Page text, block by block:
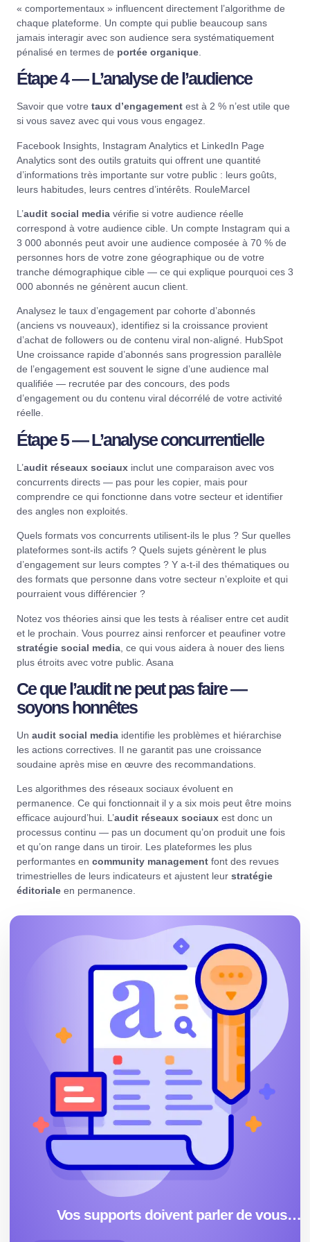
« comportementaux » influencent directement l’algorithme de
chaque plateforme. Un compte qui publie beaucoup sans
jamais interagir avec son audience sera systématiquement
pénalisé en termes de portée organique
Étape 4 — L’analyse de l’audience
Savoir que votre taux d’engagement est à 2 % n’est utile que
si vous savez avec qui vous vous engagez.
Facebook Insights, Instagram Analytics et LinkedIn Page
Analytics sont des outils gratuits qui offrent une quantité
d’informations très importante sur votre public : leurs goûts,
leurs habitudes, leurs centres d’intérêts. RouleMarcel
L’audit social media vérifie si votre audience réelle
correspond à votre audience cible. Un compte Instagram qui a
3 000 abonnés peut avoir une audience composée à 70 % de
personnes hors de votre zone géographique ou de votre
tranche démographique cible — ce qui explique pourquoi ces 3
000 abonnés ne génèrent aucun client.
Analysez le taux d’engagement par cohorte d’abonnés
(anciens vs nouveaux), identifiez si la croissance provient
d’achat de followers ou de contenu viral non-aligné. HubSpot
Une croissance rapide d’abonnés sans progression parallèle
de l’engagement est souvent le signe d’une audience mal
qualifiée — recrutée par des concours, des pods
d’engagement ou du contenu viral décorrélé de votre activité
réelle.
Étape 5 — L’analyse concurrentielle
L’audit réseaux sociaux inclut une comparaison avec vos
concurrents directs — pas pour les copier, mais pour
comprendre ce qui fonctionne dans votre secteur et identifier
des angles non exploités.
Quels formats vos concurrents utilisent-ils le plus ? Sur quelles
plateformes sont-ils actifs ? Quels sujets génèrent le plus
d’engagement sur leurs comptes ? Y a-t-il des thématiques ou
des formats que personne dans votre secteur n’exploite et qui
pourraient vous différencier ?
Notez vos théories ainsi que les tests à réaliser entre cet audit
et le prochain. Vous pourrez ainsi renforcer et peaufiner votre
stratégie social media , ce qui vous aidera à nouer des liens
plus étroits avec votre public. Asana
Ce que l’audit ne peut pas faire —
soyons honnêtes
Un audit social media identifie les problèmes et hiérarchise
les actions correctives. Il ne garantit pas une croissance
soudaine après mise en œuvre des recommandations.
Les algorithmes des réseaux sociaux évoluent en
permanence. Ce qui fonctionnait il y a six mois peut être moins
efficace aujourd’hui. L’audit réseaux sociaux est donc un
processus continu — pas un document qu’on produit une fois
et qu’on range dans un tiroir. Les plateformes les plus
performantes en community management font des revues
trimestrielles de leurs indicateurs et ajustent leur stratégie
éditoriale en permanence.
Vos supports doivent parler de vous…